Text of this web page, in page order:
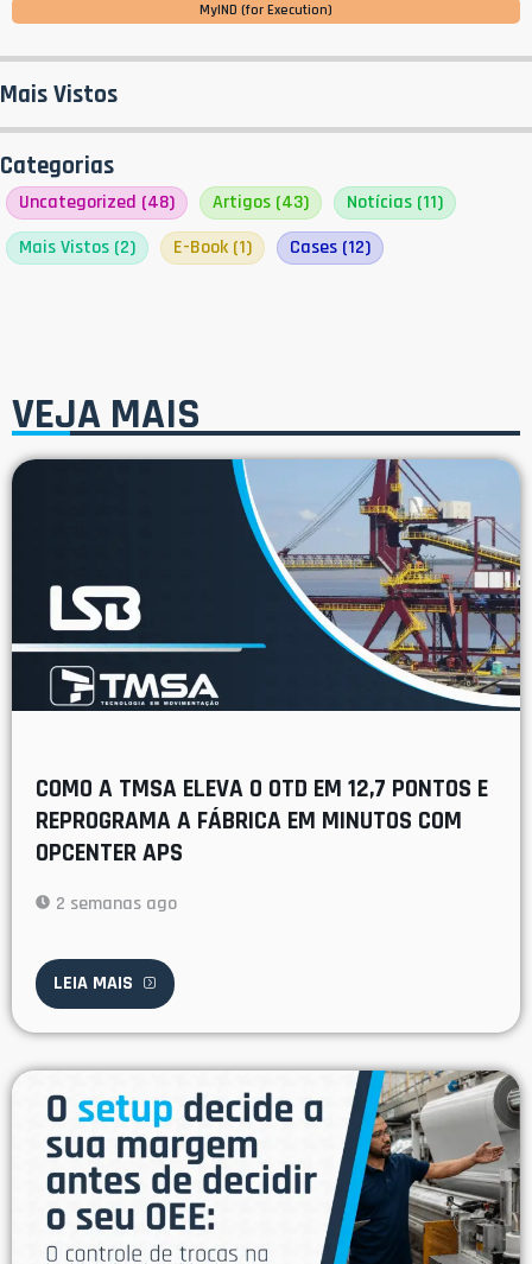
MyIND (for Execution)
Mais Vistos
Categorias
Uncategorized (48) Artigos (43) Notícias (11)
Mais Vistos (2) E-Book (1) Cases (12)
VEJA MAIS
COMO A TMSA ELEVA O OTD EM 12,7 PONTOS E
REPROGRAMA A FÁBRICA EM MINUTOS COM
OPCENTER APS
2 semanas ago
LEIA MAIS